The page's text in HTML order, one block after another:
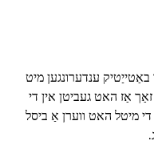
באַטייַטיק ענדערונגען מיט
אַז האט געביטן אין די
און גרעב. די מיטל האט ווערן אַ ביסל